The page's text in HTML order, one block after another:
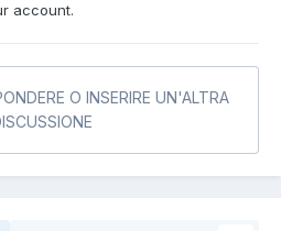
account.
O INSERIRE UN'ALTRA